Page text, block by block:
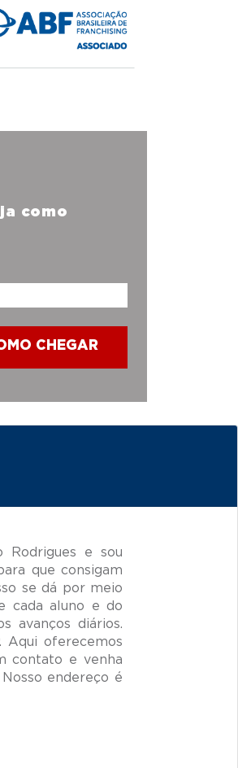
como
CHEGAR
Rodrigues e sou
que consigam
se dá por meio
cada aluno e do
avanços diários.
Aqui oferecemos
contato e venha
endereço é